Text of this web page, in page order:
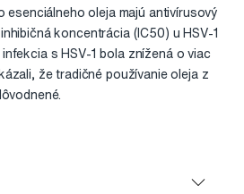
oleja majú antivírusový
koncentrácia (IC50) u HSV-1
s HSV-1 bola znížená o viac
že tradičné používanie oleja z